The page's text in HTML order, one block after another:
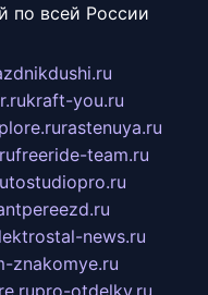
по всей России
kraft-you.ru
rastenuya.ru
freeride-team.ru
news.ru
znakomye.ru
pro-otdelky.ru